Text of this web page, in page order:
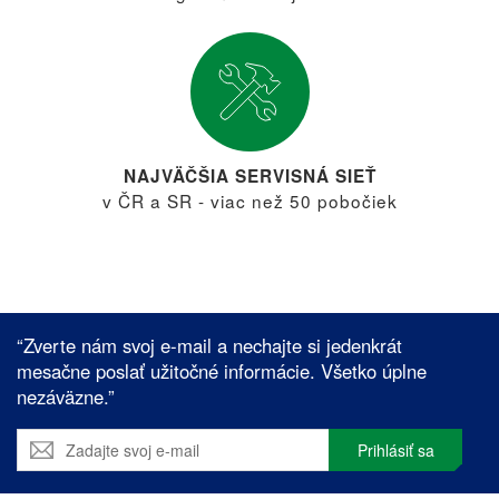
NAJVÄČŠIA SERVISNÁ SIEŤ
v ČR a SR - viac než 50 pobočiek
“Zverte nám svoj e-mail a nechajte si jedenkrát
mesačne poslať užitočné informácie. Všetko úplne
nezáväzne.”
Prihlásiť sa